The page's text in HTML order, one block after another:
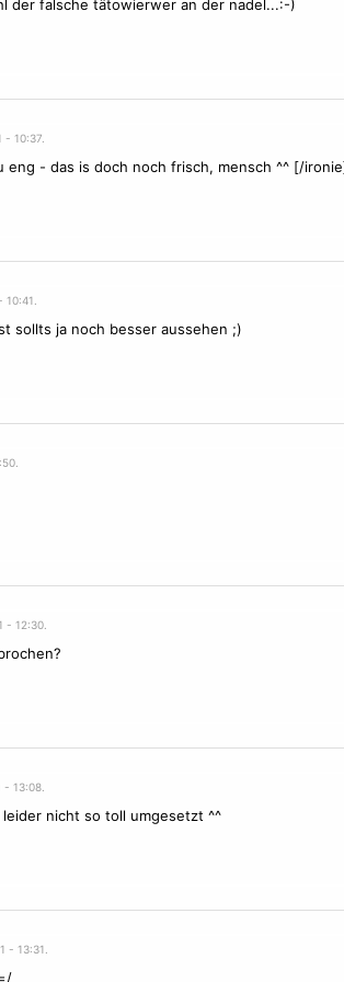
der falsche tätowierwer an der nadel...:-)
- 10:37.
eng - das is doch noch frisch, mensch ^^ [/
sollts ja noch besser aussehen ;)
- 12:30.
- 13:08.
nicht so toll umgesetzt ^^
- 13:31.